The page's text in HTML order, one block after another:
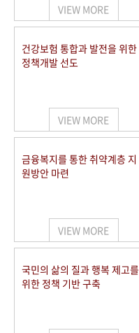
VIEW MORE
건강보험 통합과 발전을 위한
정책개발 선도
VIEW MORE
금융복지를 통한 취약계층 지
원방안 마련
VIEW MORE
국민의 삶의 질과 행복 제고를
위한 정책 기반 구축